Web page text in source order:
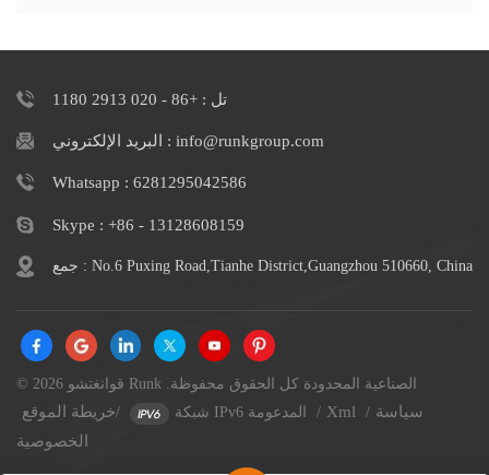
تل : +86 - 020 2913 1180
البريد الإلكتروني : info@runkgroup.com
Whatsapp : 6281295042586
Skype : +86 - 13128608159
جمع : No.6 Puxing Road,Tianhe District,Guangzhou 510660, China
© 2026 قوانغتشو Runk الصناعية المحدودة كل الحقوق محفوظة.
شبكة IPv6 المدعومة
/ / Xml / سياسة
الخصوصية